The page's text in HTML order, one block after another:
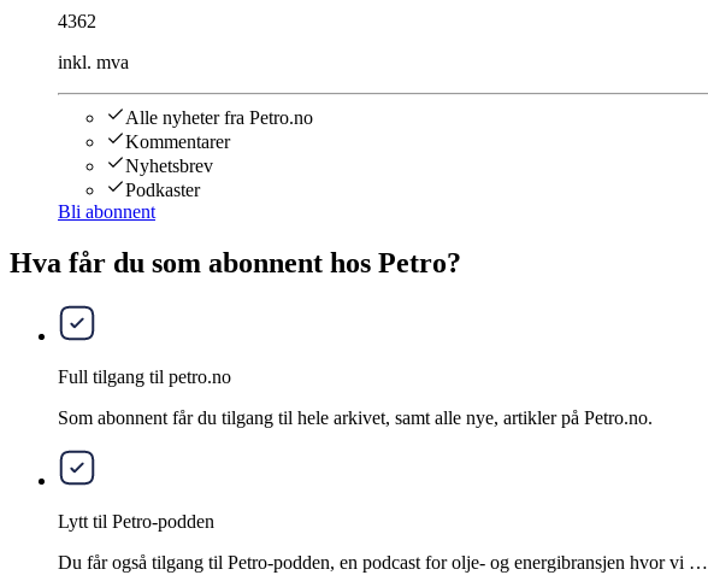
4362
inkl. mva
Alle nyheter fra Petro.no
Kommentarer
Nyhetsbrev
Podkaster
Bli abonnent
Hva får du som abonnent hos Petro?
Full tilgang til petro.no
Som abonnent får du tilgang til hele arkivet, samt alle nye, artikler på Petro.no.
Lytt til Petro-podden
Du får også tilgang til Petro-podden, en podcast for olje- og energibransjen hvor vi …